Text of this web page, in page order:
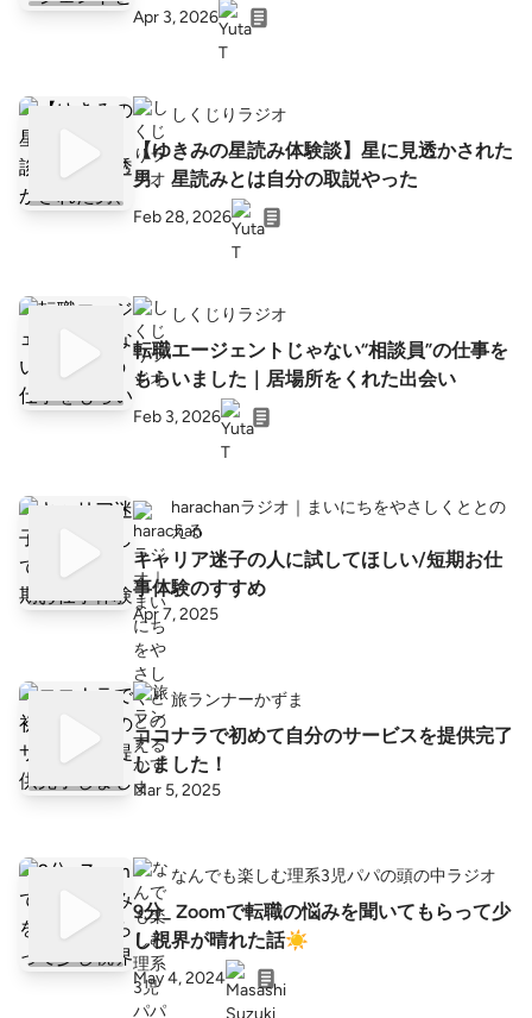
Apr 3, 2026
しくじりラジオ
【ゆきみの星読み体験談】星に見透かされた
男、星読みとは自分の取説やった
Feb 28, 2026
しくじりラジオ
転職エージェントじゃない“相談員”の仕事を
もらいました｜居場所をくれた出会い
Feb 3, 2026
harachanラジオ｜まいにちをやさしくととの
える
キャリア迷子の人に試してほしい/短期お仕
事体験のすすめ
Apr 7, 2025
旅ランナーかずま
ココナラで初めて自分のサービスを提供完了
しました！
Mar 5, 2025
なんでも楽しむ理系3児パパの頭の中ラジオ
9分_ Zoomで転職の悩みを聞いてもらって少
し視界が晴れた話☀️
May 4, 2024